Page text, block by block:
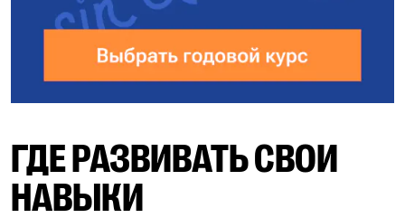
ГДЕ РАЗВИВАТЬ СВОИ
НАВЫКИ